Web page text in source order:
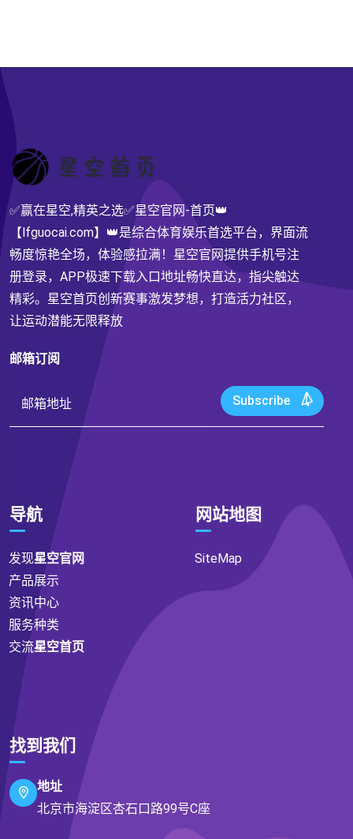
✅赢在星空,精英之选✅星空官网-首页👑
【lfguocai.com】👑是综合体育娱乐首选平台，界面流
畅度惊艳全场，体验感拉满！星空官网提供手机号注
册登录，APP极速下载入口地址畅快直达，指尖触达
精彩。星空首页创新赛事激发梦想，打造活力社区，
让运动潜能无限释放
邮箱订阅
Subscribe
导航
发现星空官网
产品展示
资讯中心
服务种类
交流星空首页
网站地图
SiteMap
找到我们
地址
北京市海淀区杏石口路99号C座